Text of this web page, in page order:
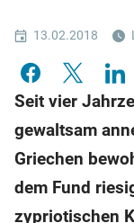
13.02.2018
Seit vier
gewaltsam
Griechen
dem Fund
zypriotischen